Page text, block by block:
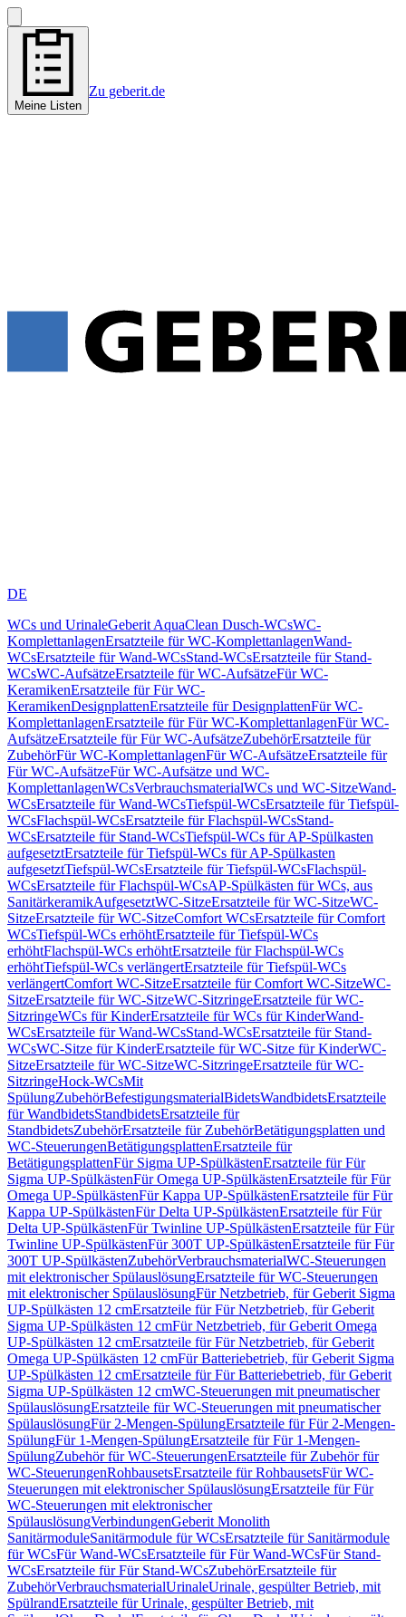
Meine Listen
Zu geberit.de
DE
WCs und UrinaleGeberit AquaClean Dusch-WCsWC-
KomplettanlagenErsatzteile für WC-KomplettanlagenWand-
WCsErsatzteile für Wand-WCsStand-WCsErsatzteile für Stand-
WCsWC-AufsätzeErsatzteile für WC-AufsätzeFür WC-
KeramikenErsatzteile für Für WC-
KeramikenDesignplattenErsatzteile für DesignplattenFür WC-
KomplettanlagenErsatzteile für Für WC-KomplettanlagenFür WC-
AufsätzeErsatzteile für Für WC-AufsätzeZubehörErsatzteile für
ZubehörFür WC-KomplettanlagenFür WC-AufsätzeErsatzteile für
Für WC-AufsätzeFür WC-Aufsätze und WC-
KomplettanlagenWCsVerbrauchsmaterialWCs und WC-SitzeWand-
WCsErsatzteile für Wand-WCsTiefspül-WCsErsatzteile für Tiefspül-
WCsFlachspül-WCsErsatzteile für Flachspül-WCsStand-
WCsErsatzteile für Stand-WCsTiefspül-WCs für AP-Spülkasten
aufgesetztErsatzteile für Tiefspül-WCs für AP-Spülkasten
aufgesetztTiefspül-WCsErsatzteile für Tiefspül-WCsFlachspül-
WCsErsatzteile für Flachspül-WCsAP-Spülkästen für WCs, aus
SanitärkeramikAufgesetztWC-SitzeErsatzteile für WC-SitzeWC-
SitzeErsatzteile für WC-SitzeComfort WCsErsatzteile für Comfort
WCsTiefspül-WCs erhöhtErsatzteile für Tiefspül-WCs
erhöhtFlachspül-WCs erhöhtErsatzteile für Flachspül-WCs
erhöhtTiefspül-WCs verlängertErsatzteile für Tiefspül-WCs
verlängertComfort WC-SitzeErsatzteile für Comfort WC-SitzeWC-
SitzeErsatzteile für WC-SitzeWC-SitzringeErsatzteile für WC-
SitzringeWCs für KinderErsatzteile für WCs für KinderWand-
WCsErsatzteile für Wand-WCsStand-WCsErsatzteile für Stand-
WCsWC-Sitze für KinderErsatzteile für WC-Sitze für KinderWC-
SitzeErsatzteile für WC-SitzeWC-SitzringeErsatzteile für WC-
SitzringeHock-WCsMit
SpülungZubehörBefestigungsmaterialBidetsWandbidetsErsatzteile
für WandbidetsStandbidetsErsatzteile für
StandbidetsZubehörErsatzteile für ZubehörBetätigungsplatten und
WC-SteuerungenBetätigungsplattenErsatzteile für
BetätigungsplattenFür Sigma UP-SpülkästenErsatzteile für Für
Sigma UP-SpülkästenFür Omega UP-SpülkästenErsatzteile für Für
Omega UP-SpülkästenFür Kappa UP-SpülkästenErsatzteile für Für
Kappa UP-SpülkästenFür Delta UP-SpülkästenErsatzteile für Für
Delta UP-SpülkästenFür Twinline UP-SpülkästenErsatzteile für Für
Twinline UP-SpülkästenFür 300T UP-SpülkästenErsatzteile für Für
300T UP-SpülkästenZubehörVerbrauchsmaterialWC-Steuerungen
mit elektronischer SpülauslösungErsatzteile für WC-Steuerungen
mit elektronischer SpülauslösungFür Netzbetrieb, für Geberit Sigma
UP-Spülkästen 12 cmErsatzteile für Für Netzbetrieb, für Geberit
Sigma UP-Spülkästen 12 cmFür Netzbetrieb, für Geberit Omega
UP-Spülkästen 12 cmErsatzteile für Für Netzbetrieb, für Geberit
Omega UP-Spülkästen 12 cmFür Batteriebetrieb, für Geberit Sigma
UP-Spülkästen 12 cmErsatzteile für Für Batteriebetrieb, für Geberit
Sigma UP-Spülkästen 12 cmWC-Steuerungen mit pneumatischer
SpülauslösungErsatzteile für WC-Steuerungen mit pneumatischer
SpülauslösungFür 2-Mengen-SpülungErsatzteile für Für 2-Mengen-
SpülungFür 1-Mengen-SpülungErsatzteile für Für 1-Mengen-
SpülungZubehör für WC-SteuerungenErsatzteile für Zubehör für
WC-SteuerungenRohbausetsErsatzteile für RohbausetsFür WC-
Steuerungen mit elektronischer SpülauslösungErsatzteile für Für
WC-Steuerungen mit elektronischer
SpülauslösungVerbindungenGeberit Monolith
SanitärmoduleSanitärmodule für WCsErsatzteile für Sanitärmodule
für WCsFür Wand-WCsErsatzteile für Für Wand-WCsFür Stand-
WCsErsatzteile für Für Stand-WCsZubehörErsatzteile für
ZubehörVerbrauchsmaterialUrinaleUrinale, gespülter Betrieb, mit
SpülrandErsatzteile für Urinale, gespülter Betrieb, mit